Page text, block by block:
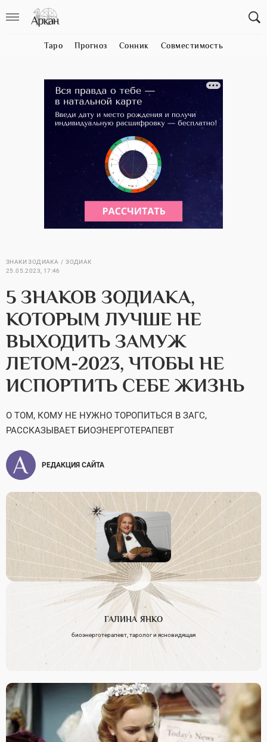
Таро Прогноз Сонник Совместимость
ЗНАКИ ЗОДИАКА
ЗОДИАК
25.05.2023, 17:46
5 ЗНАКОВ ЗОДИАКА,
КОТОРЫМ ЛУЧШЕ НЕ
ВЫХОДИТЬ ЗАМУЖ
ЛЕТОМ-2023, ЧТОБЫ НЕ
ИСПОРТИТЬ СЕБЕ ЖИЗНЬ
О ТОМ, КОМУ НЕ НУЖНО ТОРОПИТЬСЯ В ЗАГС,
РАССКАЗЫВАЕТ БИОЭНЕРГОТЕРАПЕВТ
РЕДАКЦИЯ САЙТА
ГАЛИНА ЯНКО
биоэнерготерапевт, таролог и ясновидящая